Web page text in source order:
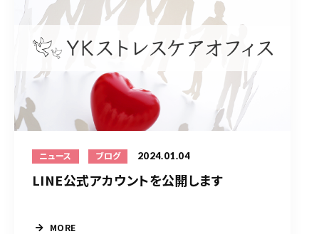
ニュース ブログ 2024.01.04
LINE公式アカウントを公開します
MORE